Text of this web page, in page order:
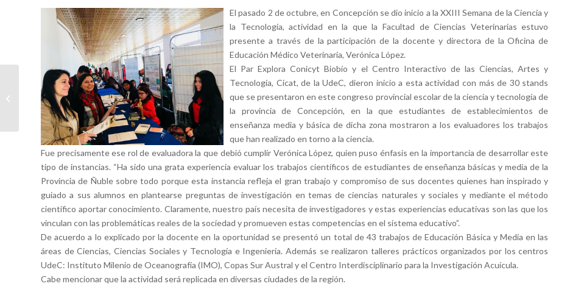
El pasado 2 de octubre, en Concepción se dio inicio a la XXIII Semana de la Ciencia y
la Tecnología, actividad en la que la Facultad de Ciencias Veterinarias estuvo
presente a través de la participación de la docente y directora de la Oficina de
Educación Médico Veterinaria, Verónica López.
El Par Explora Conicyt Biobío y el Centro Interactivo de las Ciencias, Artes y
Tecnología, Cicat, de la UdeC, dieron inicio a esta actividad con más de 30 stands
que se presentaron en este congreso provincial escolar de la ciencia y tecnología de
la provincia de Concepción, en la que estudiantes de establecimientos de
enseñanza media y básica de dicha zona mostraron a los evaluadores los trabajos
que han realizado en torno a la ciencia.
Fue precisamente ese rol de evaluadora la que debió cumplir Verónica López, quien puso énfasis en la importancia de desarrollar este
tipo de instancias. “Ha sido una grata experiencia evaluar los trabajos científicos de estudiantes de enseñanza básicas y media de la
Provincia de Ñuble sobre todo porque esta instancia refleja el gran trabajo y compromiso de sus docentes quienes han inspirado y
guiado a sus alumnos en plantearse preguntas de investigación en temas de ciencias naturales y sociales y mediante el método
científico aportar conocimiento. Claramente, nuestro país necesita de investigadores y estas experiencias educativas son las que los
vinculan con las problemáticas reales de la sociedad y promueven estas competencias en el sistema educativo”.
De acuerdo a lo explicado por la docente en la oportunidad se presentó un total de 43 trabajos de Educación Básica y Media en las
áreas de Ciencias, Ciencias Sociales y Tecnología e Ingeniería. Además se realizaron talleres prácticos organizados por los centros
UdeC: Instituto Milenio de Oceanografía (IMO), Copas Sur Austral y el Centro Interdisciplinario para la Investigación Acuícula.
Cabe mencionar que la actividad será replicada en diversas ciudades de la región.
Facultad de Ciencias
Veterinarias realiza
Taller “El Rol Activo y
Tutor”...